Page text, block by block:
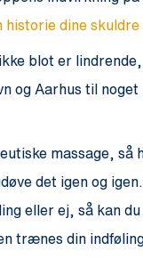
historie dine
blot er
og Aarhus til
massage, så
det igen og
eller ej, så kan
trænes din